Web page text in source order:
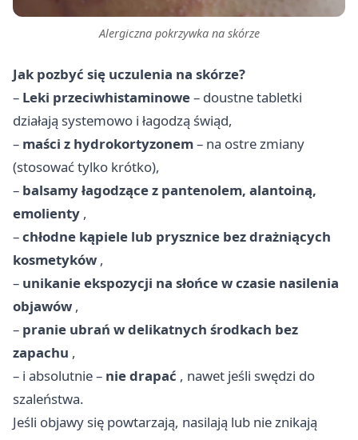
Alergiczna pokrzywka na skórze
Jak pozbyć się uczulenia na skórze?
– Leki przeciwhistaminowe– doustne tabletki
działają systemowo i łagodzą świąd,
– maści z hydrokortyzonem– na ostre zmiany
(stosować tylko krótko),
– balsamy łagodzące z pantenolem, alantoiną,
emolienty ,
–chłodne kąpiele lub prysznice bez drażniących
kosmetyków ,
– unikanie ekspozycji na słońce w czasie nasilenia
objawów ,
– pranie ubrań w delikatnych środkach bez
zapachu ,
– i absolutnie – nie drapać , nawet jeśli swędzi do
szaleństwa.
Jeśli objawy się powtarzają, nasilają lub nie znikają